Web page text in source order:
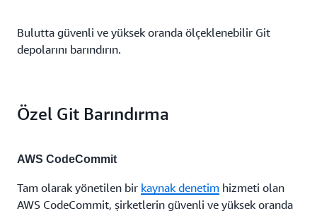
Bulutta güvenli ve yüksek oranda ölçeklenebilir Git
depolarını barındırın.
Özel Git Barındırma
AWS CodeCommit
Tam olarak yönetilen bir kaynak denetim hizmeti olan
AWS CodeCommit, şirketlerin güvenli ve yüksek oranda